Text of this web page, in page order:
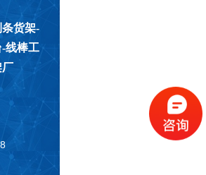
货架-
线棒工
厂